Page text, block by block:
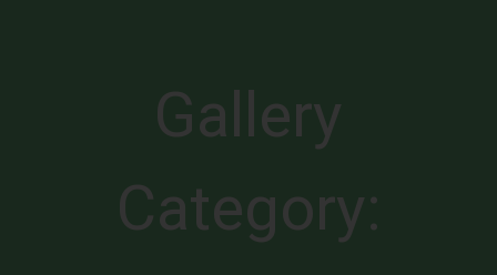
Gallery
Category: